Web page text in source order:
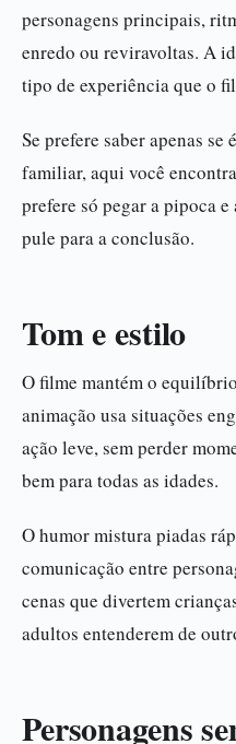
personagens principais,
enredo ou reviravoltas. A
tipo de experiência que o
Se prefere saber apenas
familiar, aqui você
prefere só pegar a pipoca
pule para a conclusão.
Tom e estilo
O filme mantém o
animação usa situações
ação leve, sem perder
bem para todas as idades.
O humor mistura piadas
comunicação entre
cenas que divertem
adultos entenderem de
Personagens